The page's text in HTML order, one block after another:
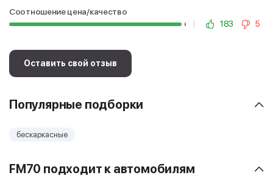
Соотношение цена/качество
183
5
Оставить свой отзыв
Популярные подборки
бескаркасные
FM70 подходит к автомобилям